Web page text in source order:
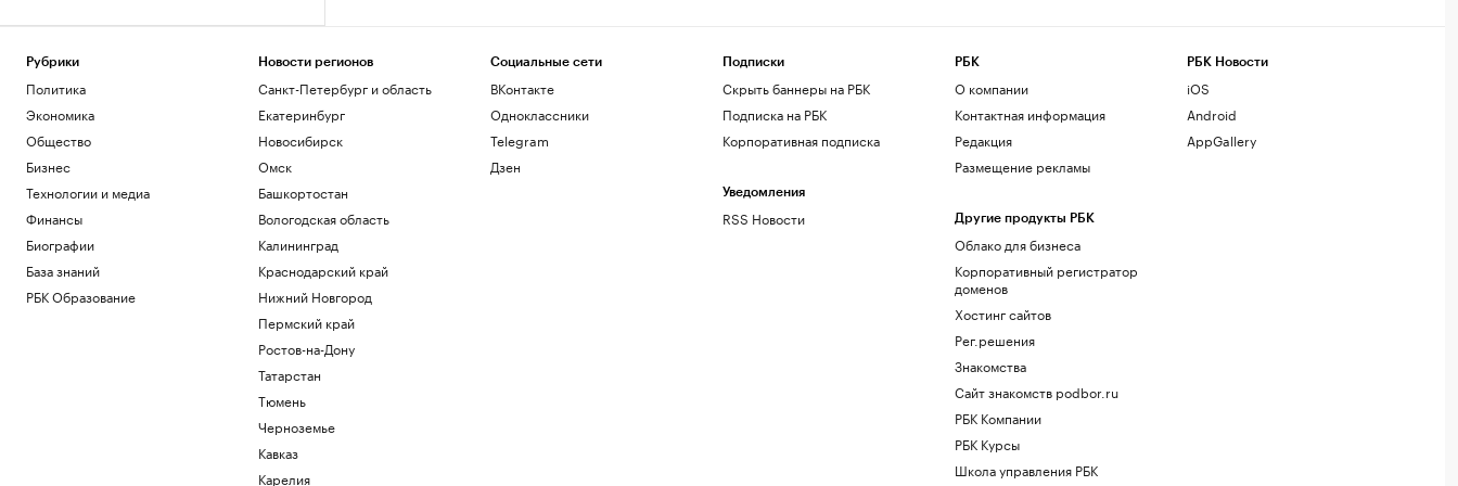
Рубрики
Политика
Экономика
Общество
Бизнес
Технологии и медиа
Финансы
Биографии
База знаний
РБК Образование
Новости регионов
Санкт-Петербург и область
Екатеринбург
Новосибирск
Омск
Башкортостан
Вологодская область
Калининград
Краснодарский край
Нижний Новгород
Пермский край
Ростов-на-Дону
Татарстан
Тюмень
Черноземье
Кавказ
Карелия
Социальные сети
ВКонтакте
Одноклассники
Telegram
Дзен
Подписки
Скрыть баннеры на РБК
Подписка на РБК
Корпоративная подписка
Уведомления
RSS Новости
РБК
О компании
Контактная информация
Редакция
Размещение рекламы
Другие продукты РБК
Облако для бизнеса
Корпоративный регистратор
доменов
Хостинг сайтов
Рег.решения
Знакомства
Сайт знакомств podbor.ru
РБК Компании
РБК Курсы
Школа управления РБК
РБК Новости
iOS
Android
AppGallery